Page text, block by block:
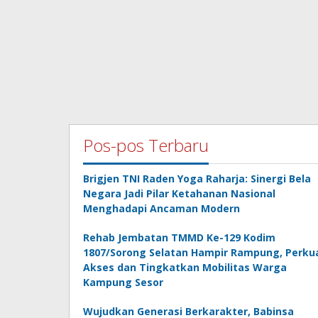
Pos-pos Terbaru
Brigjen TNI Raden Yoga Raharja: Sinergi Bela
Negara Jadi Pilar Ketahanan Nasional
Menghadapi Ancaman Modern
Rehab Jembatan TMMD Ke-129 Kodim
1807/Sorong Selatan Hampir Rampung,
Akses dan Tingkatkan Mobilitas Warga
Kampung Sesor
Wujudkan Generasi Berkarakter, Babinsa